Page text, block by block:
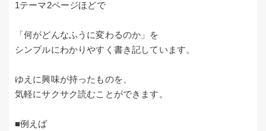
1テーマ2ページほどで
「何がどんなふうに変わるのか」を
シンプルにわかりやすく書き記しています。
ゆえに興味が持ったものを、
気軽にサクサク読むことができます。
■例えば